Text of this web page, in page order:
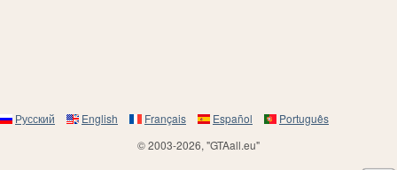
Русский English Français Español
Português
© 2003-2026, "GTAall.eu"